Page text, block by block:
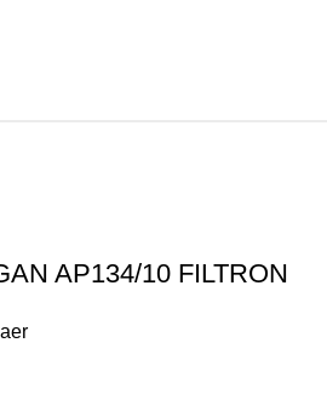
AP134/10 FILTRON